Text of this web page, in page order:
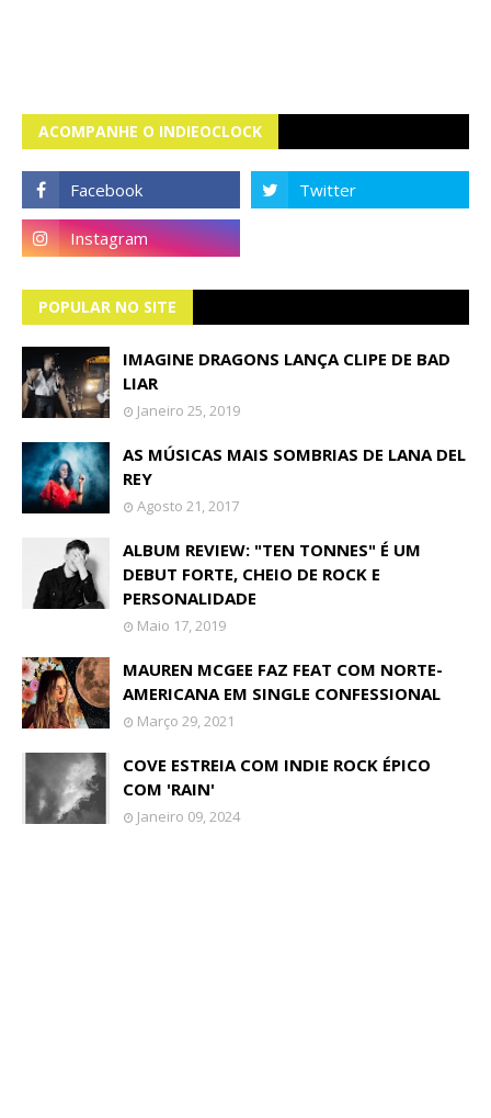
ACOMPANHE O INDIEOCLOCK
POPULAR NO SITE
IMAGINE DRAGONS LANÇA CLIPE DE BAD
LIAR
Janeiro 25, 2019
AS MÚSICAS MAIS SOMBRIAS DE LANA DEL
REY
Agosto 21, 2017
ALBUM REVIEW: "TEN TONNES" É UM
DEBUT FORTE, CHEIO DE ROCK E
PERSONALIDADE
Maio 17, 2019
MAUREN MCGEE FAZ FEAT COM NORTE-
AMERICANA EM SINGLE CONFESSIONAL
Março 29, 2021
COVE ESTREIA COM INDIE ROCK ÉPICO
COM 'RAIN'
Janeiro 09, 2024